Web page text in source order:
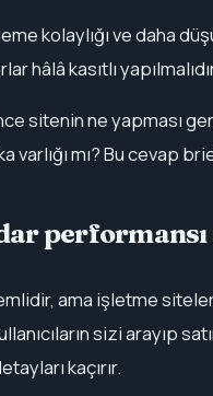
kolaylığı ve daha
hâlâ kasıtlı
sitenin ne yapması
varlığı mı? Bu cevap
ama işletme
sizi arayıp
kaçırır.